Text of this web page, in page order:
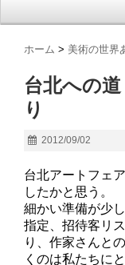
ホーム > 美術の世界
台北への
り
2012/09/02
台北アートフェ
したかと思う。
細かい準備が少
指定、招待客リ
り、作家さんと
くのは私たちに